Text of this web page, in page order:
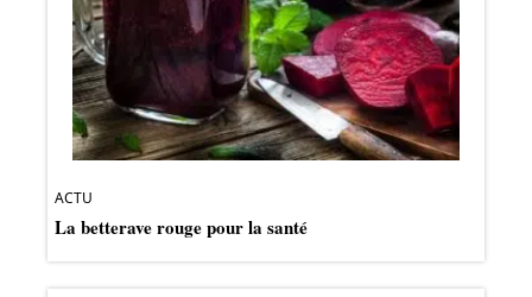
ACTU
La betterave rouge pour la santé